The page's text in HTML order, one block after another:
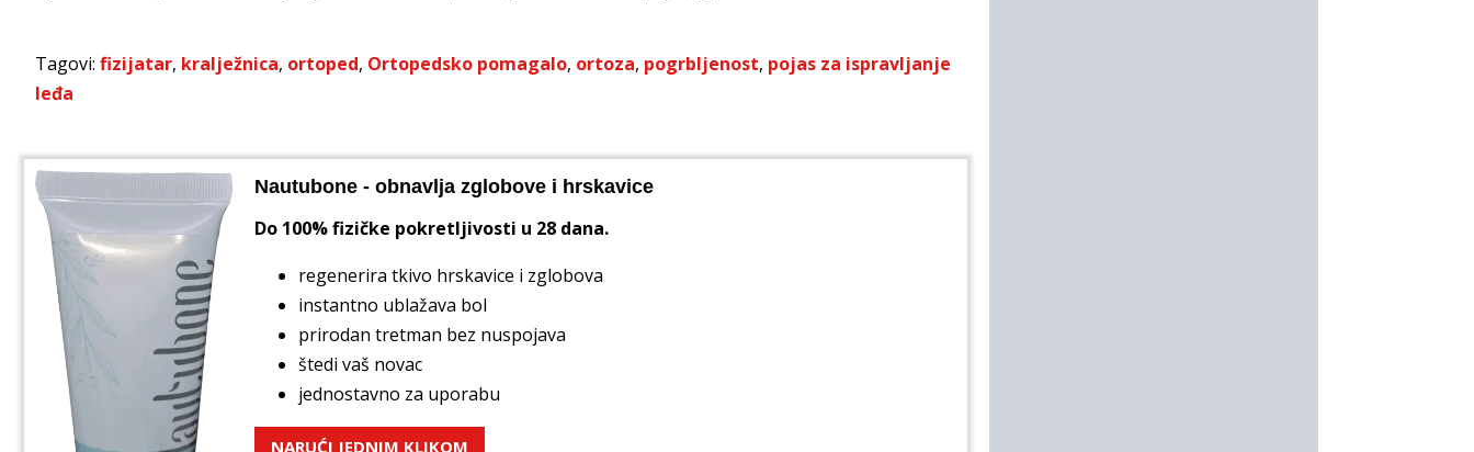
Tagovi: fizijatar, kralježnica, ortoped, Ortopedsko pomagalo, ortoza, pogrbljenost, pojas za ispravljanje
leđa
Nautubone - obnavlja zglobove i hrskavice
Do 100% fizičke pokretljivosti u 28 dana.
regenerira tkivo hrskavice i zglobova
instantno ublažava bol
prirodan tretman bez nuspojava
štedi vaš novac
jednostavno za uporabu
NARUĆI JEDNIM KLIKOM